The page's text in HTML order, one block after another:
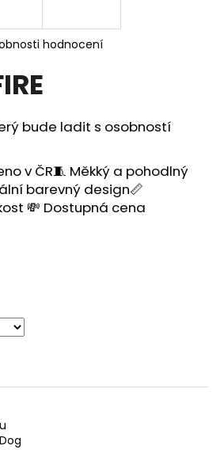
hodnocení
bude ladit s osobností
v ČR🧵 Měkký a pohodlný
barevný design📏
💸 Dostupná cena
HLEDAT